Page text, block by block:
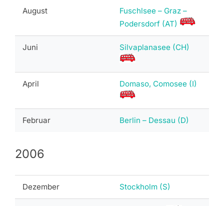
August
Fuschlsee – Graz –
Podersdorf (AT)
Juni Silvaplanasee (CH)
April Domaso, Comosee (I)
Februar Berlin – Dessau (D)
2006
Dezember Stockholm (S)